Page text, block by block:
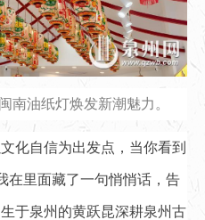
南油纸灯焕发新潮魅力。
化自信为出发点，当你看到
在里面藏了一句悄悄话，告
于泉州的黄跃昆深耕泉州古